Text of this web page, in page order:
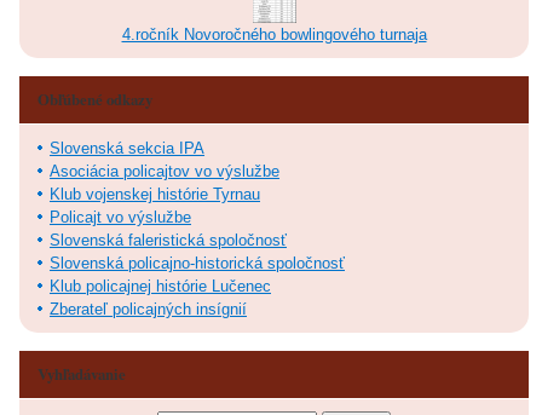
4.ročník Novoročného bowlingového turnaja
Obľúbené odkazy
Slovenská sekcia IPA
Asociácia policajtov vo výslužbe
Klub vojenskej histórie Tyrnau
Policajt vo výslužbe
Slovenská faleristická spoločnosť
Slovenská policajno-historická spoločnosť
Klub policajnej histórie Lučenec
Zberateľ policajných insígnií
Vyhľadávanie